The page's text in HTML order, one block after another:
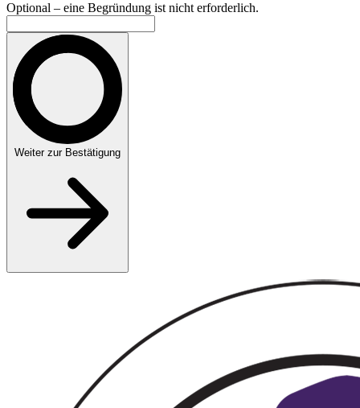
Optional – eine Begründung ist nicht erforderlich.
Weiter zur Bestätigung